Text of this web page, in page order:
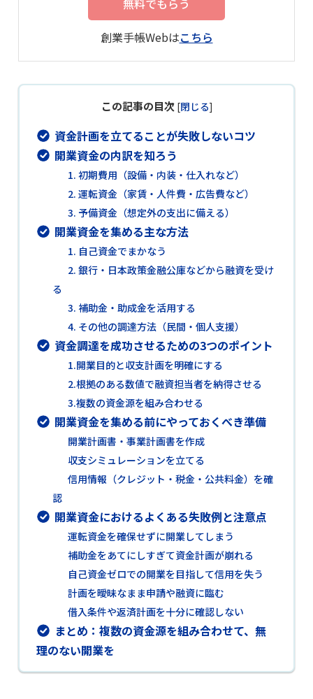
無料でもらう
創業手帳Webはこちら
この記事の目次 [閉じる]
資金計画を立てることが失敗しないコツ
開業資金の内訳を知ろう
1. 初期費用（設備・内装・仕入れなど）
2. 運転資金（家賃・人件費・広告費など）
3. 予備資金（想定外の支出に備える）
開業資金を集める主な方法
1. 自己資金でまかなう
2. 銀行・日本政策金融公庫などから融資を受け
る
3. 補助金・助成金を活用する
4. その他の調達方法（民間・個人支援）
資金調達を成功させるための3つのポイント
1.開業目的と収支計画を明確にする
2.根拠のある数値で融資担当者を納得させる
3.複数の資金源を組み合わせる
開業資金を集める前にやっておくべき準備
開業計画書・事業計画書を作成
収支シミュレーションを立てる
信用情報（クレジット・税金・公共料金）を確
認
開業資金におけるよくある失敗例と注意点
運転資金を確保せずに開業してしまう
補助金をあてにしすぎて資金計画が崩れる
自己資金ゼロでの開業を目指して信用を失う
計画を曖昧なまま申請や融資に臨む
借入条件や返済計画を十分に確認しない
まとめ：複数の資金源を組み合わせて、無
理のない開業を